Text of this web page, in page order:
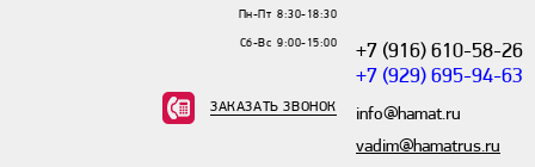
+7 (916) 610-58-26
+7 (929) 695-94-63
info@hamat.ru
vadim@hamatrus.ru
Пн-Пт 8:30-18:30
Сб-Вс 9:00-15:00
ЗАКАЗАТЬ ЗВОНОК